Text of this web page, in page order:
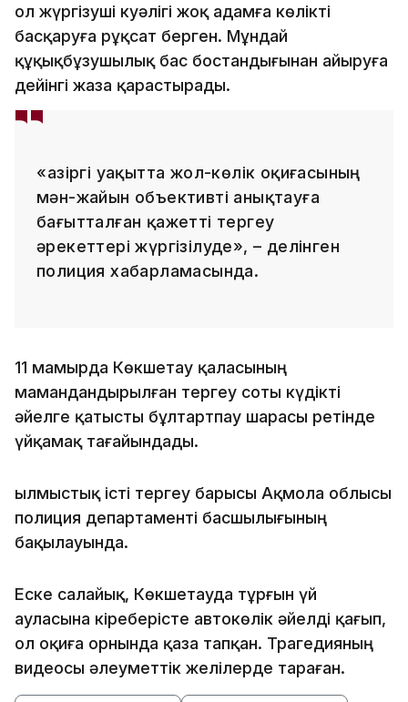
ол жүргізуші куәлігі жоқ адамға көлікті
басқаруға рұқсат берген. Мұндай
құқықбұзушылық бас бостандығынан айыруға
дейінгі жаза қарастырады.
«Қазіргі уақытта жол-көлік оқиғасының
мән-жайын объективті анықтауға
бағытталған қажетті тергеу
әрекеттері жүргізілуде», – делінген
полиция хабарламасында.
11 мамырда Көкшетау қаласының
мамандандырылған тергеу соты күдікті
әйелге қатысты бұлтартпау шарасы ретінде
үйқамақ тағайындады.
Қылмыстық істі тергеу барысы Ақмола облысы
полиция департаменті басшылығының
бақылауында.
Еске салайық, Көкшетауда тұрғын үй
ауласына кіреберісте автокөлік әйелді қағып,
ол оқиға орнында қаза тапқан. Трагедияның
видеосы әлеуметтік желілерде тараған.